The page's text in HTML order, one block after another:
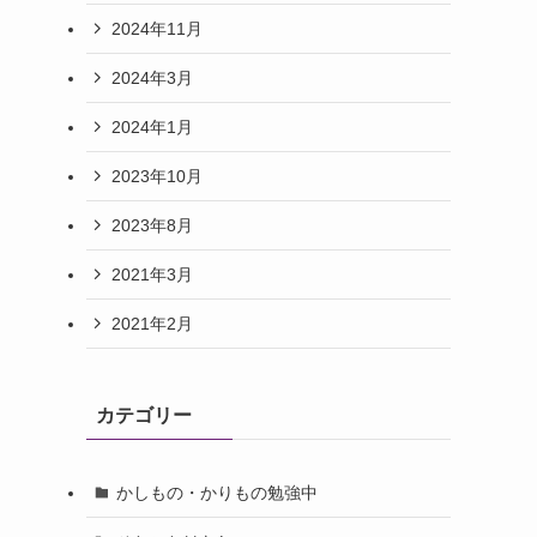
2024年11月
2024年3月
2024年1月
2023年10月
2023年8月
2021年3月
2021年2月
カテゴリー
かしもの・かりもの勉強中